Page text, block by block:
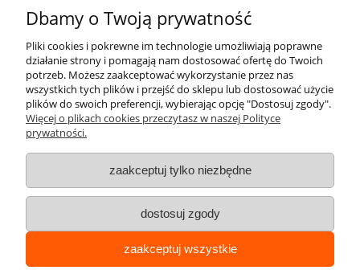
Opiekunem produktu jest:
Paulina Radziejewska
Pomoc
Informacje
O nas
Dbamy o Twoją prywatność
Pliki cookies i pokrewne im technologie umożliwiają poprawne
działanie strony i pomagają nam dostosować ofertę do Twoich
potrzeb. Możesz zaakceptować wykorzystanie przez nas
wszystkich tych plików i przejść do sklepu lub dostosować użycie
plików do swoich preferencji, wybierając opcję "Dostosuj zgody".
Więcej o plikach cookies przeczytasz w naszej Polityce
prywatności.
zaakceptuj tylko niezbędne
dostosuj zgody
zaakceptuj wszystkie